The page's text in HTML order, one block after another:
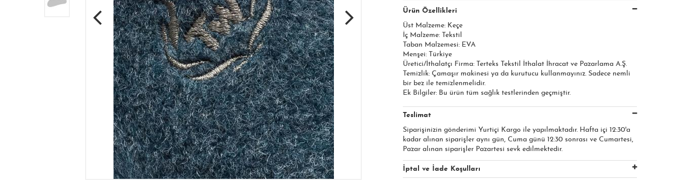
Ürün Özellikleri
Üst Malzeme: Keçe
İç Malzeme: Tekstil
Taban Malzemesi: EVA
Menşei: Türkiye
Üretici/İthalatçı Firma: Terteks Tekstil İthalat İhracat ve Pazarlama A.Ş.​​​
Temizlik: Çamaşır makinesi ya da kurutucu kullanmayınız. Sadece nemli
bir bez ile temizlenmelidir.
Ek Bilgiler: Bu ürün tüm sağlık testlerinden geçmiştir.
Teslimat
Siparişinizin gönderimi Yurtiçi Kargo ile yapılmaktadır. Hafta içi 12:30'a
kadar alınan siparişler aynı gün, Cuma günü 12:30 sonrası ve Cumartesi,
Pazar alınan siparişler Pazartesi sevk edilmektedir.
İptal ve İade Koşulları